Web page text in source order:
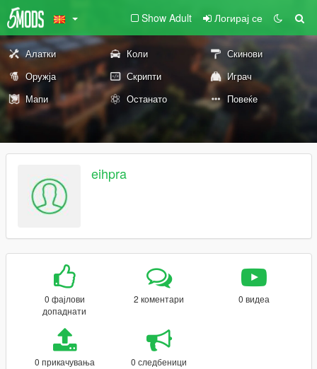
Show Adult Логирај се
Алатки Коли
Скинови
Оружја
Скрипти
Играч
Мапи
Останато Повеќе
eihpra
0 фајлови
допаднати
2 коментари 0 видеа
0 прикачувања 0 следбеници